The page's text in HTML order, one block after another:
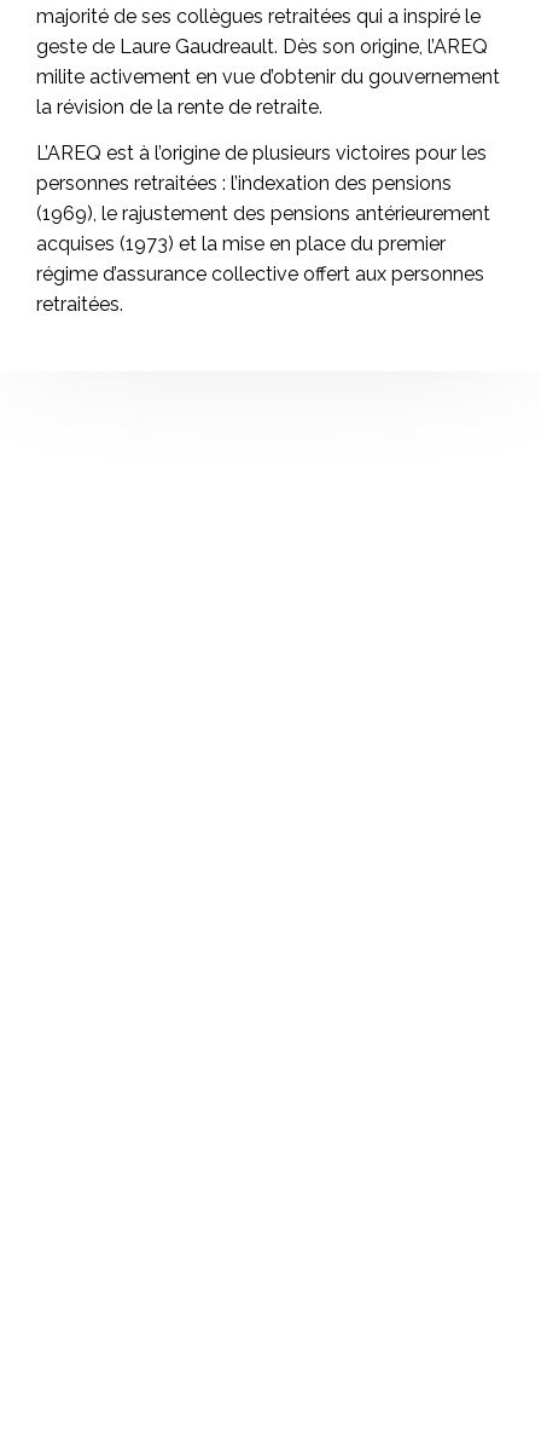
majorité de ses collègues retraitées qui a inspiré le
geste de Laure Gaudreault. Dès son origine, l’AREQ
milite activement en vue d’obtenir du gouvernement
la révision de la rente de retraite.
L’AREQ est à l’origine de plusieurs victoires pour les
personnes retraitées : l’indexation des pensions
(1969), le rajustement des pensions antérieurement
acquises (1973) et la mise en place du premier
régime d’assurance collective offert aux personnes
retraitées.